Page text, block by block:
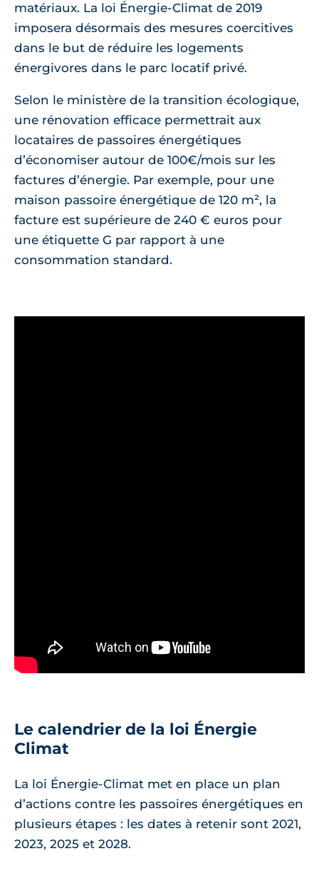
matériaux. La loi Énergie-Climat de 2019
imposera désormais des mesures coercitives
dans le but de réduire les logements
énergivores dans le parc locatif privé.
Selon le ministère de la transition écologique,
une rénovation efficace permettrait aux
locataires de passoires énergétiques
d’économiser autour de 100€/mois sur les
factures d’énergie. Par exemple, pour une
maison passoire énergétique de 120 m², la
facture est supérieure de 240 € euros pour
une étiquette G par rapport à une
consommation standard.
Le calendrier de la loi Énergie
Climat
La loi Énergie-Climat met en place un plan
d’actions contre les passoires énergétiques en
plusieurs étapes : les dates à retenir sont 2021,
2023, 2025 et 2028.